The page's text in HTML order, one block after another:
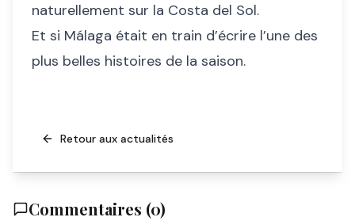
naturellement sur la Costa del Sol.
Et si Málaga était en train d’écrire l’une des
plus belles histoires de la saison.
Retour aux actualités
Commentaires (0)